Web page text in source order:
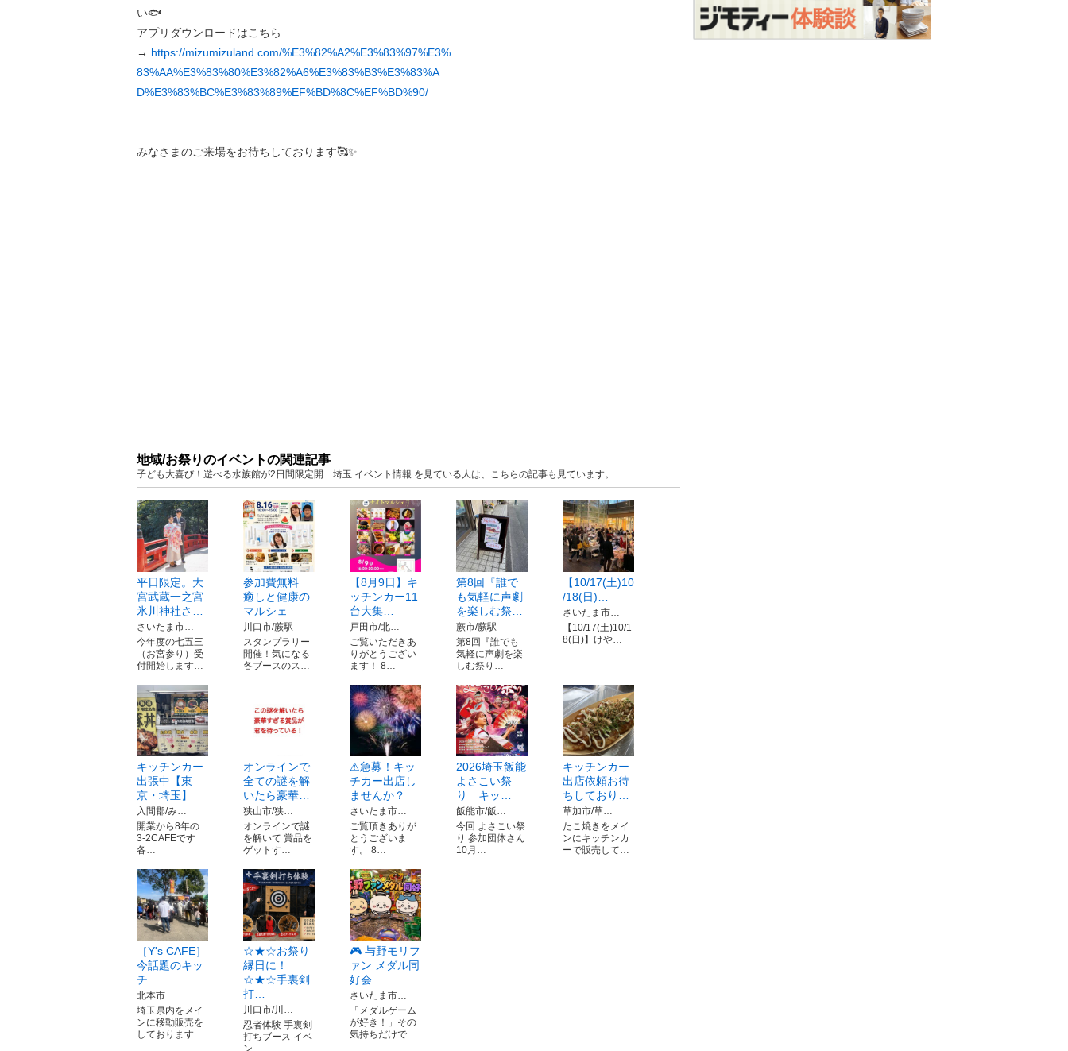
い🐟
アプリダウンロードはこちら
→ https://mizumizuland.com/%E3%82%A2%E3%83%97%E3%
83%AA%E3%83%80%E3%82%A6%E3%83%B3%E3%83%A
D%E3%83%BC%E3%83%89%EF%BD%8C%EF%BD%90/
みなさまのご来場をお待ちしております🥰✨
地域/お祭りのイベントの関連記事
子ども大喜び！遊べる水族館が2日間限定開... 埼玉 イベント情報 を見ている人は、こちらの記事も見ています。
平日限定。大
宮武蔵一之宮
氷川神社さ…
さいたま市…
今年度の七五三
（お宮参り）受
付開始します…
参加費無料
癒しと健康の
マルシェ
川口市/蕨駅
スタンプラリー
開催！気になる
各ブースのス…
【8月9日】キ
ッチンカー11
台大集…
戸田市/北…
ご覧いただきあ
りがとうござい
ます！ 8…
第8回『誰で
も気軽に声劇
を楽しむ祭…
蕨市/蕨駅
第8回『誰でも
気軽に声劇を楽
しむ祭り…
【10/17(土)10
/18(日)…
さいたま市…
【10/17(土)10/1
8(日)】けや…
キッチンカー
出張中【東
京・埼玉】
入間郡/み…
開業から8年の
3-2CAFEです
各…
オンラインで
全ての謎を解
いたら豪華…
狭山市/狭…
オンラインで謎
を解いて 賞品を
ゲットす…
⚠急募！キッ
チカー出店し
ませんか？
さいたま市…
ご覧頂きありが
とうございま
す。 8…
2026埼玉飯能
よさこい祭
り キッ…
飯能市/飯…
今回 よさこい祭
り 参加団体さん
10月…
キッチンカー
出店依頼お待
ちしており…
草加市/草…
たこ焼きをメイ
ンにキッチンカ
ーで販売して…
［Y's CAFE］
今話題のキッ
チ…
北本市
埼玉県内をメイ
ンに移動販売を
しております…
☆★☆お祭り
縁日に！
☆★☆手裏剣
打…
川口市/川…
忍者体験 手裏剣
打ちブース イベ
ン…
🎮 与野モリフ
ァン メダル同
好会 …
さいたま市…
「メダルゲーム
が好き！」その
気持ちだけで…